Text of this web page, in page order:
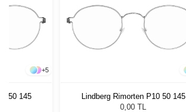
+5
50 145
Lindberg Rimorten P10 50 145
0,00 TL